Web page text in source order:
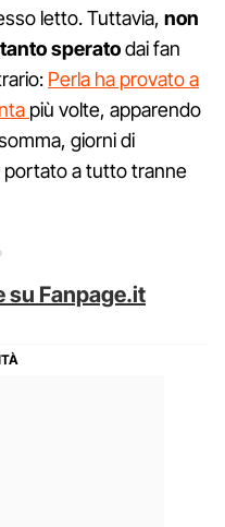
letto. Tuttavia, non
speratodai fan
Perla ha provato a
più volte, apparendo
giorni di
portato a tutto tranne
su Fanpage.it